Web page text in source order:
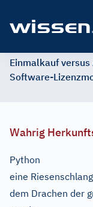
Einmalkauf
Software-
Wahrig
Python
eine
dem Drachen der